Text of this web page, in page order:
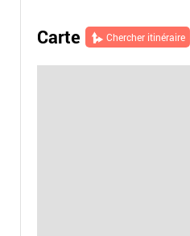
Carte Chercher itinéraire